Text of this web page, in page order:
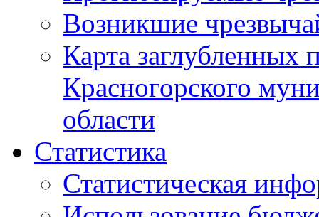
Возникшие
Карта
Красногорского
области
Статистика
Статистическая